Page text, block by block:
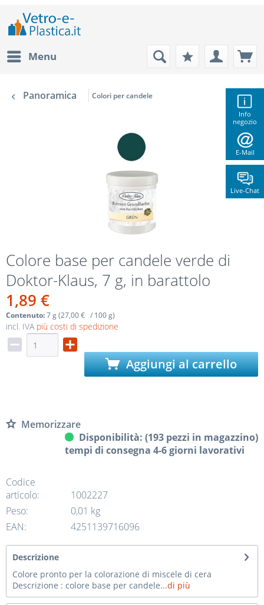
Info
negozio
E-Mail
Live-Chat
Menu
Panoramica Colori per candele
Colore base per candele verde di
Doktor-Klaus, 7 g, in barattolo
1,89 €
Contenuto:7 g (27,00 € / 100 g)
incl. IVA più costi di spedizione
Aggiungi al carrello
Memorizzare
Disponibilità: (193 pezzi in magazzino)
tempi di consegna 4-6 giorni lavorativi
Codice
articolo:
1002227
Peso:
0,01 kg
EAN:
4251139716096
Descrizione
Colore pronto per la colorazione di miscele di cera
Descrizione : colore base per candele...di più